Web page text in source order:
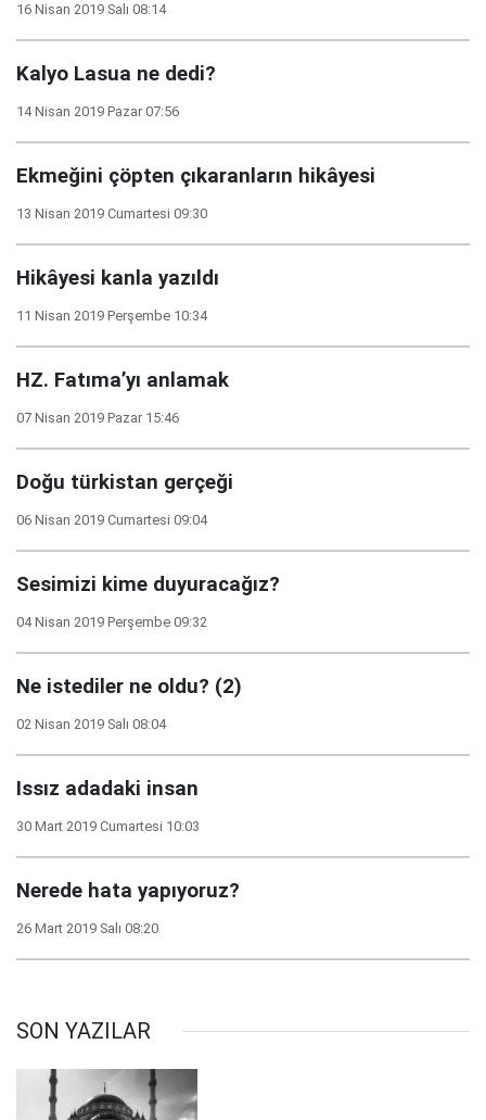
16 Nisan 2019 Salı 08:14
Kalyo Lasua ne dedi?
14 Nisan 2019 Pazar 07:56
Ekmeğini çöpten çıkaranların hikâyesi
13 Nisan 2019 Cumartesi 09:30
Hikâyesi kanla yazıldı
11 Nisan 2019 Perşembe 10:34
HZ. Fatıma’yı anlamak
07 Nisan 2019 Pazar 15:46
Doğu türkistan gerçeği
06 Nisan 2019 Cumartesi 09:04
Sesimizi kime duyuracağız?
04 Nisan 2019 Perşembe 09:32
Ne istediler ne oldu? (2)
02 Nisan 2019 Salı 08:04
Issız adadaki insan
30 Mart 2019 Cumartesi 10:03
Nerede hata yapıyoruz?
26 Mart 2019 Salı 08:20
SON YAZILAR